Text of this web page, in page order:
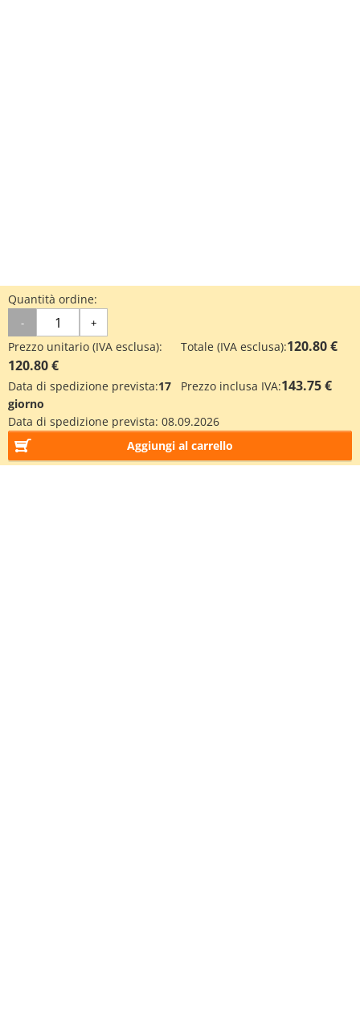
Quantità ordine:
- +
Prezzo unitario (IVA esclusa):
120.80 €
Totale (IVA esclusa):120.80 €
Data di spedizione prevista:17
giorno
Prezzo inclusa IVA:143.75 €
Data di spedizione prevista: 08.09.2026
Aggiungi al carrello